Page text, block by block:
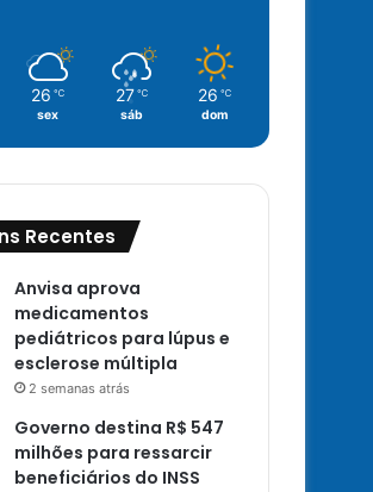
26 ℃
sex
27 ℃
sáb
26 ℃
dom
Recentes
Anvisa aprova
medicamentos
pediátricos para lúpus e
esclerose múltipla
2 semanas atrás
Governo destina R$ 547
milhões para ressarcir
beneficiários do INSS